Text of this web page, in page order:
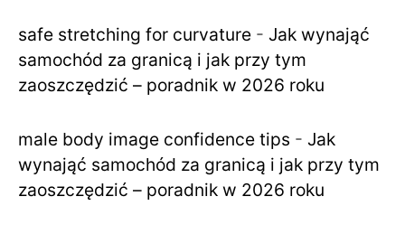
safe stretching for curvature - Jak wynająć
samochód za granicą i jak przy tym
zaoszczędzić – poradnik w 2026 roku
male body image confidence tips - Jak
wynająć samochód za granicą i jak przy tym
zaoszczędzić – poradnik w 2026 roku